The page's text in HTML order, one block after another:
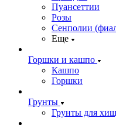
Пуансеттии
Розы
Сенполии
Еще
Горшки и кашпо
Кашпо
Горшки
Грунты
Грунты для